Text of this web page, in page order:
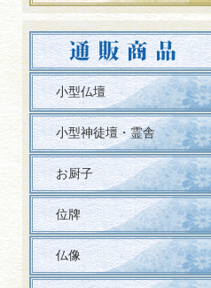
小型仏壇
小型神徒壇・霊舎
お厨子
位牌
仏像